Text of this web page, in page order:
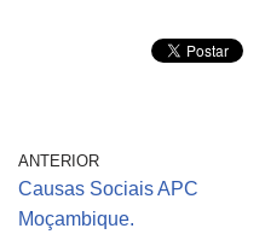
ANTERIOR
Causas Sociais APC
Moçambique.